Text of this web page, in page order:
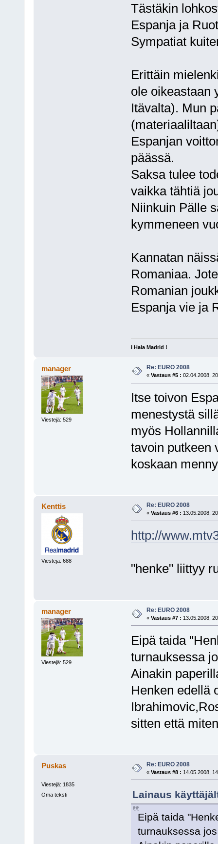
Tästäkin
Espanja ja
Sympatiat
Erittäin
ole oikeastaan
Itävalta). Mun
Espanjan
päässä.
Saksa tulee
vaikka tähtiä
Niinkuin Pälle
kymmeneen
Kannatan
Romaniaa.
Romanian
Espanja vie ja
i Hala Madrid !
manager
Viestejä: 529
Re: EURO 2008
« Vastaus #5 : 02.04.2008,
Itse toivon
menestystä
myös
tavoin putkeen
koskaan
Kenttis
Viestejä: 688
Re: EURO 2008
« Vastaus #6 : 13.05.2008,
http://
"henke" liittyy
manager
Viestejä: 529
Re: EURO 2008
« Vastaus #7 : 13.05.2008,
Eipä taida
turnauksessa
Ainakin
Henken edellä
sitten että
Puskas
Viestejä: 1835
Oma teksti
Re: EURO 2008
« Vastaus #8 : 14.05.2008,
Lainaus
Eipä taida
turnauksessa